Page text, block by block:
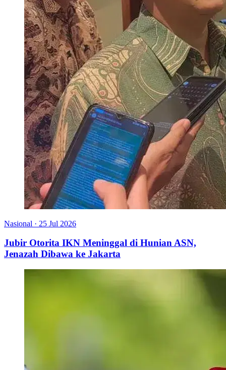
Nasional · 25 Jul 2026
Jubir Otorita IKN Meninggal di Hunian ASN,
Jenazah Dibawa ke Jakarta